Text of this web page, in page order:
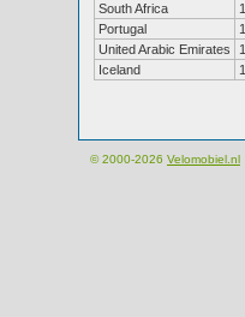
South Africa
1
Portugal
1
United Arabic Emirates
1
Iceland
1
© 2000-2026 Velomobiel.nl